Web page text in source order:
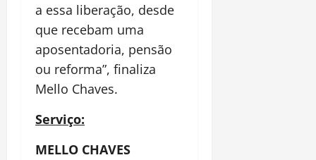
a essa liberação, desde
que recebam uma
aposentadoria, pensão
ou reforma”, finaliza
Mello Chaves.
Serviço:
MELLO CHAVES